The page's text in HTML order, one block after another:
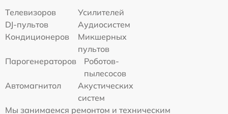
Телевизоров
Усилителей
DJ-пультов
Аудиосистем
Кондиционеров
Микшерных
пультов
Парогенераторов
Роботов-
пылесосов
Автомагнитол
Акустических
систем
Мы занимаемся ремонтом и техническим